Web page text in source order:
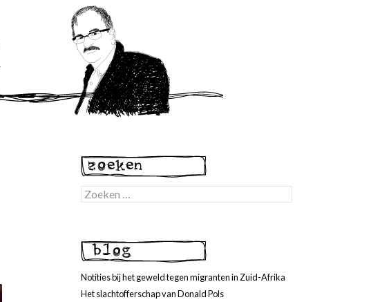
Zoeken
naar:
Notities bij het geweld tegen migranten in Zuid-Afrika
Het slachtofferschap van Donald Pols